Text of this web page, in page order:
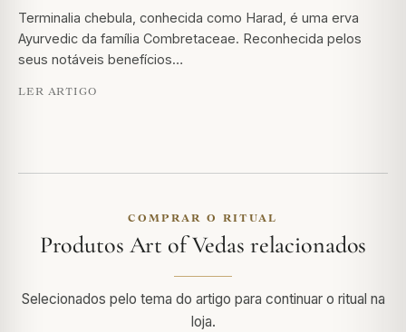
Terminalia chebula, conhecida como Harad, é uma erva
Ayurvedic da família Combretaceae. Reconhecida pelos
seus notáveis benefícios…
LER ARTIGO
COMPRAR O RITUAL
Produtos Art of Vedas relacionados
Selecionados pelo tema do artigo para continuar o ritual na
loja.